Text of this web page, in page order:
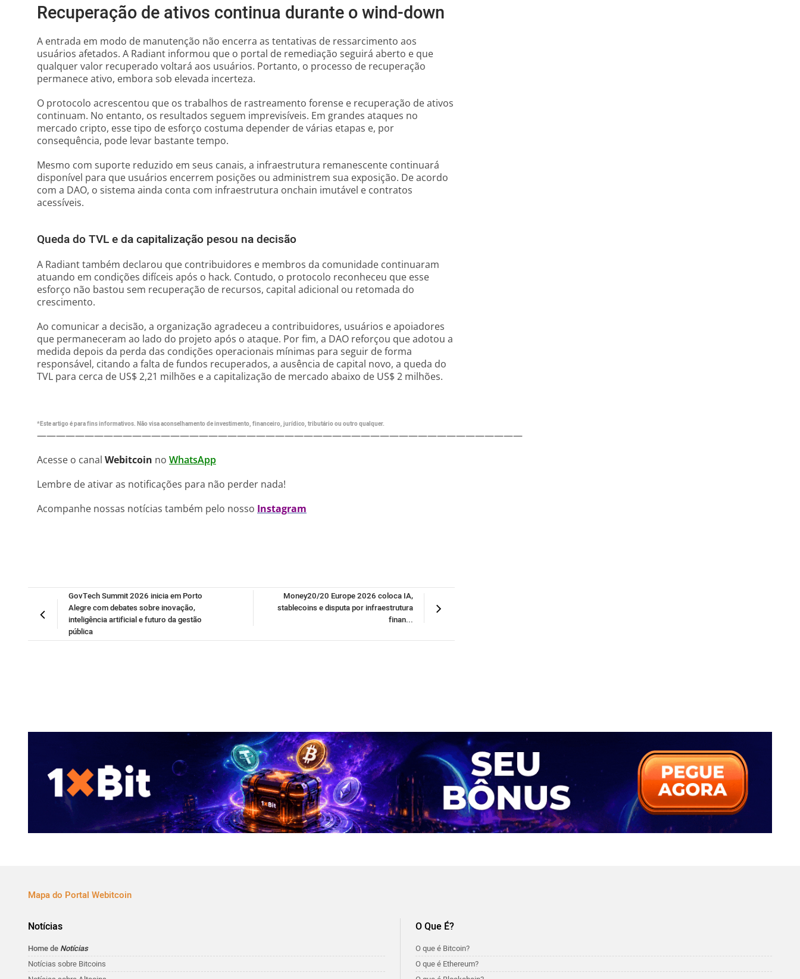
Recuperação de ativos continua durante o wind-down
A entrada em modo de manutenção não encerra as tentativas de ressarcimento aos
usuários afetados. A Radiant informou que o portal de remediação seguirá aberto e que
qualquer valor recuperado voltará aos usuários. Portanto, o processo de recuperação
permanece ativo, embora sob elevada incerteza.
O protocolo acrescentou que os trabalhos de rastreamento forense e recuperação de ativos
continuam. No entanto, os resultados seguem imprevisíveis. Em grandes ataques no
mercado cripto, esse tipo de esforço costuma depender de várias etapas e, por
consequência, pode levar bastante tempo.
Mesmo com suporte reduzido em seus canais, a infraestrutura remanescente continuará
disponível para que usuários encerrem posições ou administrem sua exposição. De acordo
com a DAO, o sistema ainda conta com infraestrutura onchain imutável e contratos
acessíveis.
Queda do TVL e da capitalização pesou na decisão
A Radiant também declarou que contribuidores e membros da comunidade continuaram
atuando em condições difíceis após o hack. Contudo, o protocolo reconheceu que esse
esforço não bastou sem recuperação de recursos, capital adicional ou retomada do
crescimento.
Ao comunicar a decisão, a organização agradeceu a contribuidores, usuários e apoiadores
que permaneceram ao lado do projeto após o ataque. Por fim, a DAO reforçou que adotou a
medida depois da perda das condições operacionais mínimas para seguir de forma
responsável, citando a falta de fundos recuperados, a ausência de capital novo, a queda do
TVL para cerca de US$ 2,21 milhões e a capitalização de mercado abaixo de US$ 2 milhões.
*Este artigo é para fins informativos. Não visa aconselhamento de investimento, financeiro, jurídico, tributário ou outro qualquer.
———————————————————————————————————————————————————
Acesse o canal Webitcoin no WhatsApp
Lembre de ativar as notificações para não perder nada!
Acompanhe nossas notícias também pelo nosso Instagram
Money20/20 Europe 2026 coloca IA,
stablecoins e disputa por infraestrutura
finan...
GovTech Summit 2026 inicia em Porto
Alegre com debates sobre inovação,
inteligência artificial e futuro da gestão
pública
Mapa do Portal Webitcoin
Notícias
Home de Notícias
Notícias sobre Bitcoins
O Que É?
O que é Bitcoin?
O que é Ethereum?